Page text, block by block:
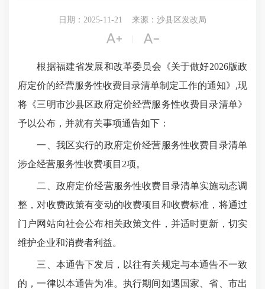
日期：2025-11-21 来源：沙县区发改局
 
根据福建省发展和改革委员会《关于做好2026版政
府定价的经营服务性收费目录清单制定工作的通知》,现
将《三明市沙县区政府定价经营服务性收费目录清单》
予以公布，并就有关事项通告如下：
一、我区实行的政府定价经营服务性收费目录清单
涉企经营服务性收费项目2项。
二、政府定价经营服务性收费目录清单实施动态调
整，对收费政策有变动的收费项目和收费标准，将通过
门户网站向社会公布相关政策文件，并适时更新，切实
维护企业和消费者利益。
三、本通告下发后，以往有关规定与本通告不一致
的，一律以本通告为准。执行期间如遇国家、省、市出